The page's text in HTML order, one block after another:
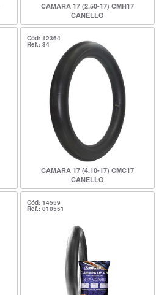
CAMARA 17 (2.50-17) CMH17
CANELLO
Cód: 12364
Ref.: 34
CAMARA 17 (4.10-17) CMC17
CANELLO
Cód: 14559
Ref.: 010551